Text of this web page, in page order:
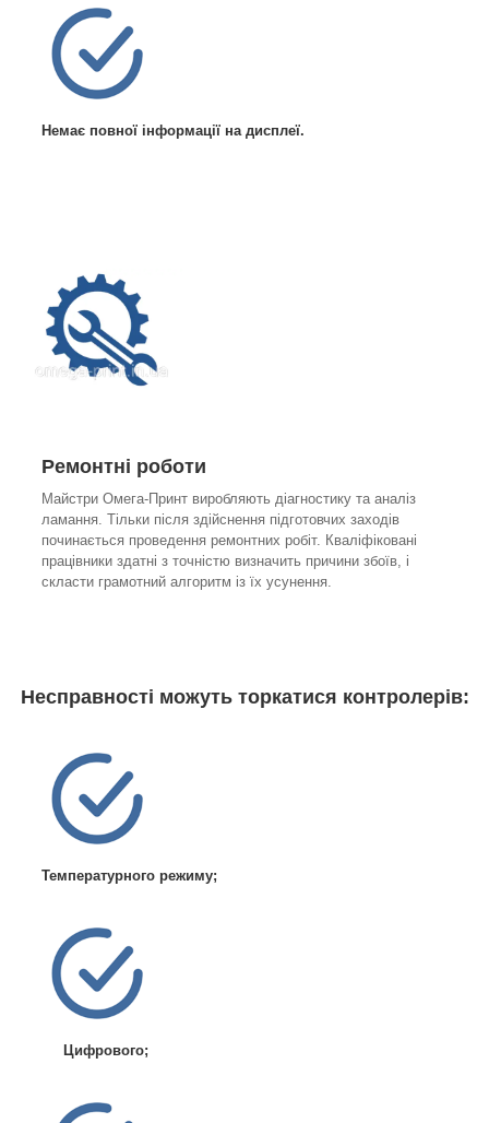
Немає повної інформації на дисплеї.
Ремонтні роботи
Майстри Омега-Принт виробляють діагностику та аналіз
ламання. Тільки після здійснення підготовчих заходів
починається проведення ремонтних робіт. Кваліфіковані
працівники здатні з точністю визначить причини збоїв, і
скласти грамотний алгоритм із їх усунення.
Несправності можуть торкатися контролерів:
Температурного режиму;
Цифрового;